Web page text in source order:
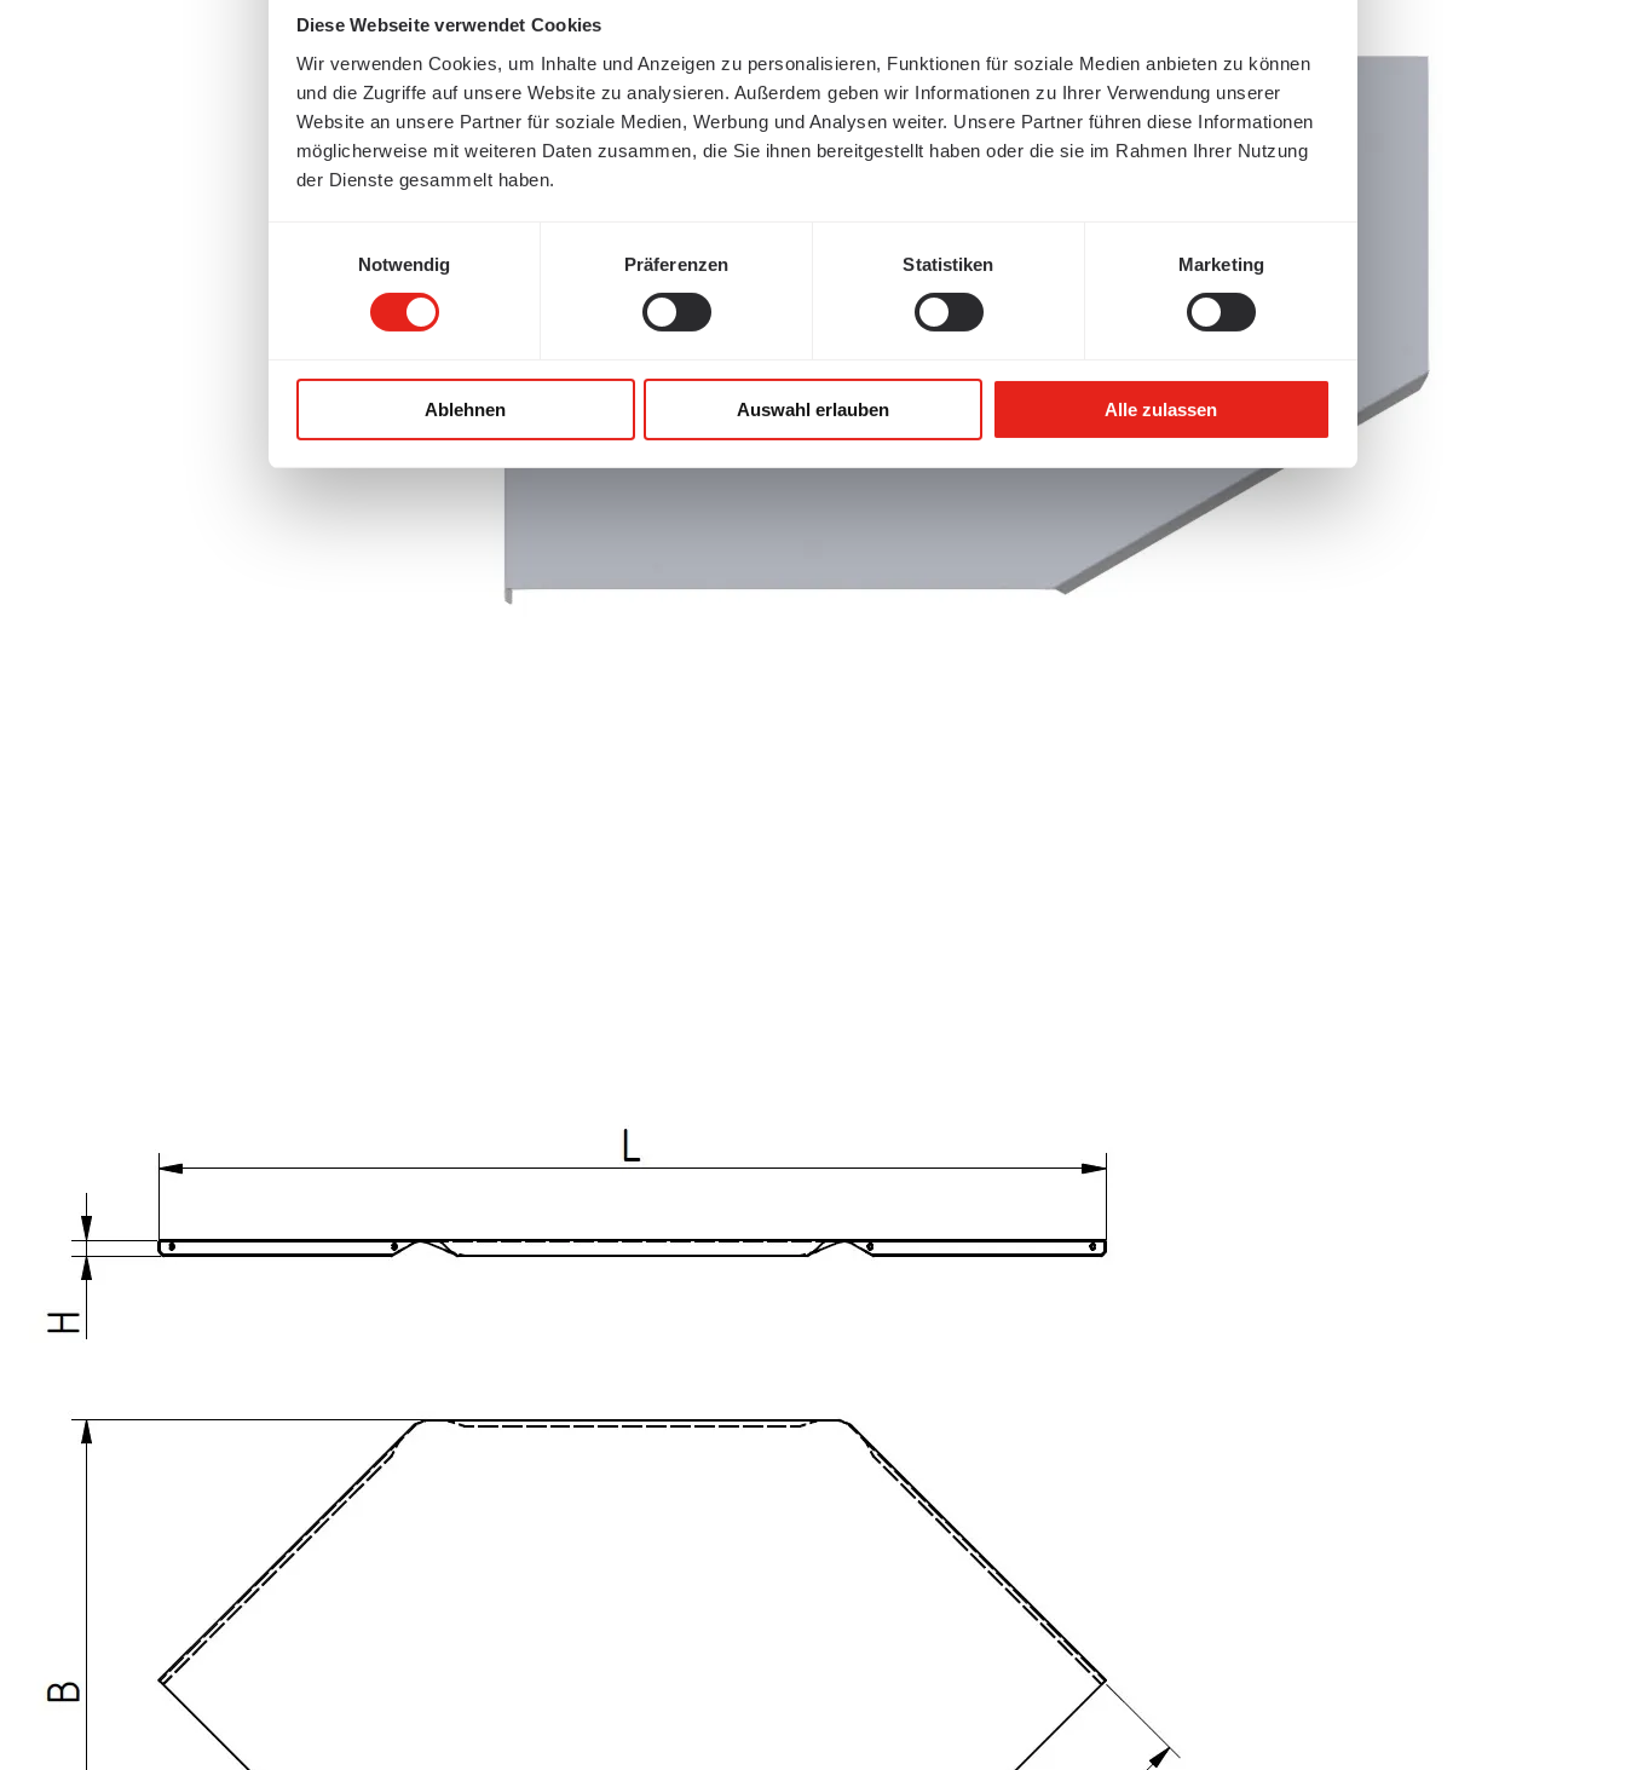
Diese Webseite verwendet Cookies
Wir verwenden Cookies, um Inhalte und Anzeigen zu personalisieren, Funktionen für soziale Medien anbieten zu können
und die Zugriffe auf unsere Website zu analysieren. Außerdem geben wir Informationen zu Ihrer Verwendung unserer
Website an unsere Partner für soziale Medien, Werbung und Analysen weiter. Unsere Partner führen diese Informationen
möglicherweise mit weiteren Daten zusammen, die Sie ihnen bereitgestellt haben oder die sie im Rahmen Ihrer Nutzung
der Dienste gesammelt haben.
Notwendig
Präferenzen Statistiken Marketing
Ablehnen Auswahl erlauben Alle zulassen